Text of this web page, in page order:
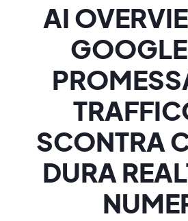
AI
SCONTRA
DURA